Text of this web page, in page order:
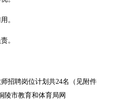
。
。
招聘岗位计划共24名（见附件
陵市教育和体育局网